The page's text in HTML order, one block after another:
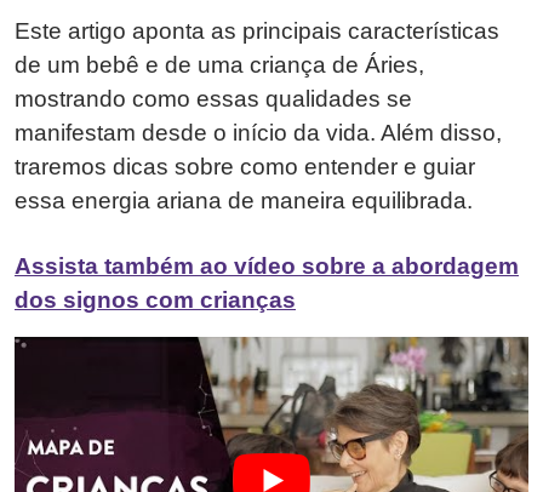
Este artigo aponta as principais características
de um bebê e de uma criança de Áries,
mostrando como essas qualidades se
manifestam desde o início da vida. Além disso,
traremos dicas sobre como entender e guiar
essa energia ariana de maneira equilibrada.
Assista também ao vídeo sobre a abordagem
dos signos com crianças